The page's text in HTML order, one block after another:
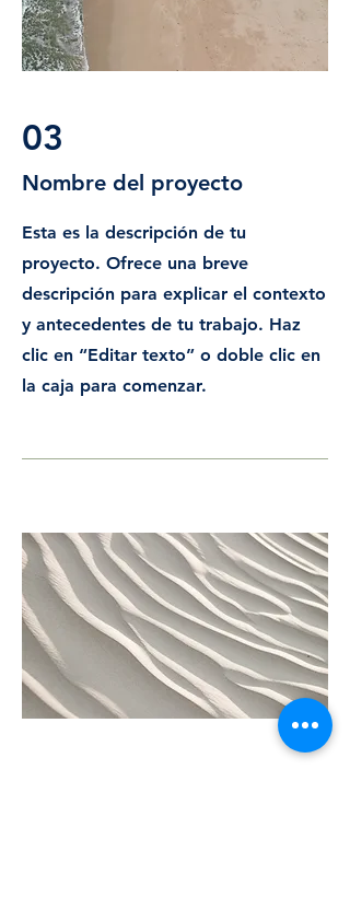
03
Nombre del proyecto
Esta es la descripción de tu
proyecto. Ofrece una breve
descripción para explicar el contexto
y antecedentes de tu trabajo. Haz
clic en “Editar texto” o doble clic en
la caja para comenzar.